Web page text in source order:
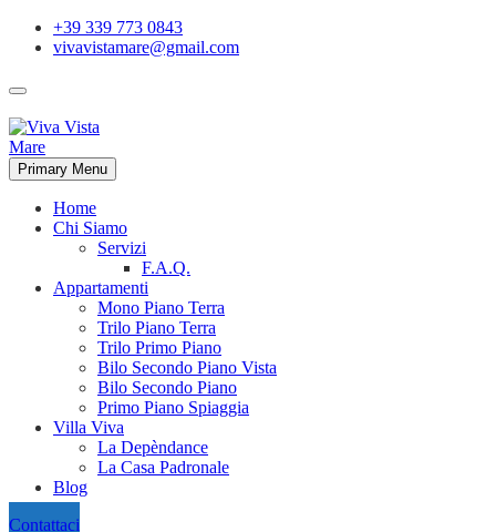
+39 339 773 0843
vivavistamare@gmail.com
Primary Menu
Home
Chi Siamo
Servizi
F.A.Q.
Appartamenti
Mono Piano Terra
Trilo Piano Terra
Trilo Primo Piano
Bilo Secondo Piano Vista
Bilo Secondo Piano
Primo Piano Spiaggia
Villa Viva
La Depèndance
La Casa Padronale
Blog
Contattaci